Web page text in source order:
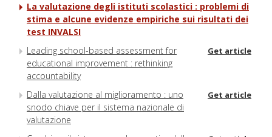
La valutazione degli istituti scolastici : problemi di
stima e alcune evidenze empiriche sui risultati dei
test INVALSI
Leading school-based assessment for
educational improvement : rethinking
accountability
Get article
Dalla valutazione al miglioramento : uno
snodo chiave per il sistema nazionale di
valutazione
Get article